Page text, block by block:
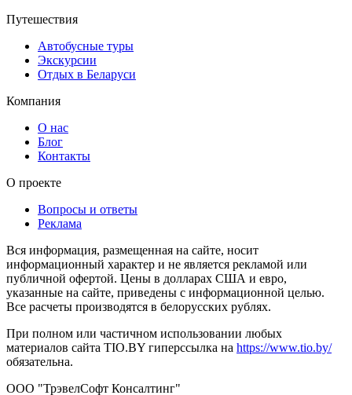
Путешествия
Автобусные туры
Экскурсии
Отдых в Беларуси
Компания
О нас
Блог
Контакты
О проекте
Вопросы и ответы
Реклама
Вся информация, размещенная на сайте, носит
информационный характер и не является рекламой или
публичной офертой. Цены в долларах США и евро,
указанные на сайте, приведены с информационной целью.
Все расчеты производятся в белорусских рублях.
При полном или частичном использовании любых
материалов сайта TIO.BY гиперссылка на https://www.tio.by/
обязательна.
ООО "ТрэвелСофт Консалтинг"